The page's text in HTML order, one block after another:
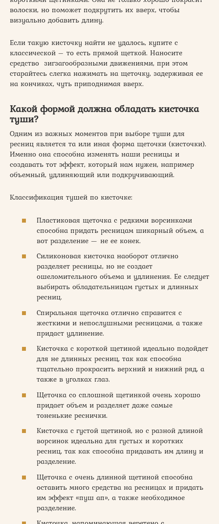
волоски, но поможет подкрутить их вверх, чтобы
визуально добавить длину.
Если такую кисточку найти не удалось, купите с
классической – то есть прямой щеткой. Наносите
средство зигзагообразными движениями, при этом
старайтесь слегка нажимать на щеточку, задерживая ее
на кончиках, чуть приподнимая вверх.
Какой формой должна обладать кисточка
туши?
Одним из важных моментов при выборе туши для
ресниц является та или иная форма щеточки (кисточки).
Именно она способна изменять наши ресницы и
создавать тот эффект, который нам нужен, например
объемный, удлиняющий или подкручивающий.
Классификация тушей по кисточке:
Пластиковая щеточка с редкими ворсинками
способна придать ресницам шикарный объем, а
вот разделение — не ее конек.
Силиконовая кисточка наоборот отлично
разделяет ресницы, но не создает
ошеломительного объема и удлинения. Ее следует
выбирать обладательницам густых и длинных
ресниц.
Спиральная щеточка отлично справится с
жесткими и непослушными ресницами, а также
придаст удлинение.
Кисточка с короткой щетиной идеально подойдет
для не длинных ресниц, так как способна
тщательно прокрасить верхний и нижний ряд, а
также в уголках глаз.
Щеточка со сплошной щетинкой очень хорошо
придает объем и разделяет даже самые
тоненькие реснички.
Кисточка с густой щетиной, но с разной длиной
ворсинок идеальна для густых и коротких
ресниц, так как способна придавать им длину и
разделение.
Щеточка с очень длинной щетиной способна
оставить много средства на ресницах и придать
им эффект «пуш ап», а также необходимое
разделение.